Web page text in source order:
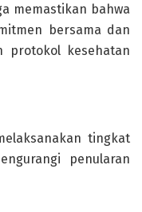
memastikan bahwa
bersama dan
protokol kesehatan
tingkat
penularan